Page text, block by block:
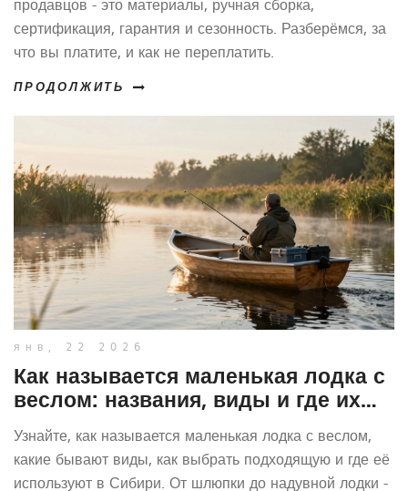
сертификация, гарантия и сезонность. Разберёмся, за
что вы платите, и как не переплатить.
ПРОДОЛЖИТЬ
янв, 22 2026
Как называется маленькая лодка с
веслом: названия, виды и где их
используют
Узнайте, как называется маленькая лодка с веслом,
какие бывают виды, как выбрать подходящую и где её
используют в Сибири. От шлюпки до надувной лодки -